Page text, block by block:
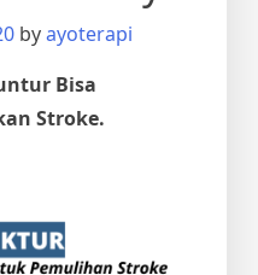
byayoterapi
Bisa
Stroke.